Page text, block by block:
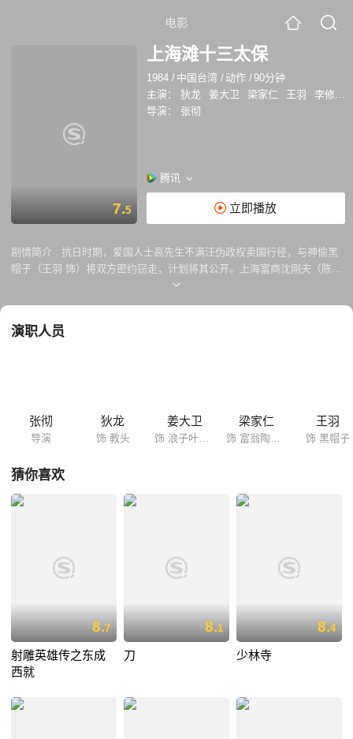
电影
7.5
上海滩十三太保
1984 / 中国台湾 / 动作 /90分钟
主演：
狄龙 姜大卫 梁家仁 王羽 李修贤
导演：
张彻
腾讯
立即播放
剧情简介 : 抗日时期，爱国人士高先生不满汪伪政权卖国行径，与神偷黑
帽子（王羽 饰）将双方密约窃走，计划将其公开。上海富商沈刚夫（陈观
泰 饰）受人所托，命上海滩十三太保保护高先生离沪赴港。南京方面内务
饰）、眼镜（王钟 饰）、富商陶大业（梁家仁 饰）、学生关伟（刘德华
演职人员
张彻
导演
狄龙
饰 教头
姜大卫 梁家仁 王羽
饰 黑帽子
猜你喜欢
8.7
射雕英雄传之东成
西就
8.1
刀
8.4
少林寺